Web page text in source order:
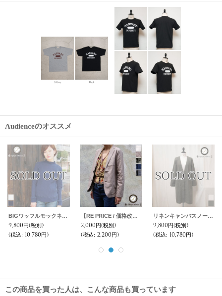
Audienceのオススメ
BIGワッフルモックネック長袖ニットソー [Lady's]【MADE IN JAPAN】『日本製』/ Upscape Audience
9,800円(税別)
(税込: 10,780円)
【RE PRICE / 価格改定】リネンキャンバス2ボタンテーラードジャケット [Lady's] / Upscape Audience
2,000円(税別)
(税込: 2,200円)
リネンキャンバスノーカラーコート [Lady's] / Upscape Audience
9,800円(税別)
(税込: 10,780円)
この商品を買った人は、こんな商品も買っています